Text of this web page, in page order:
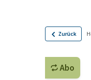
Zurück
Abo